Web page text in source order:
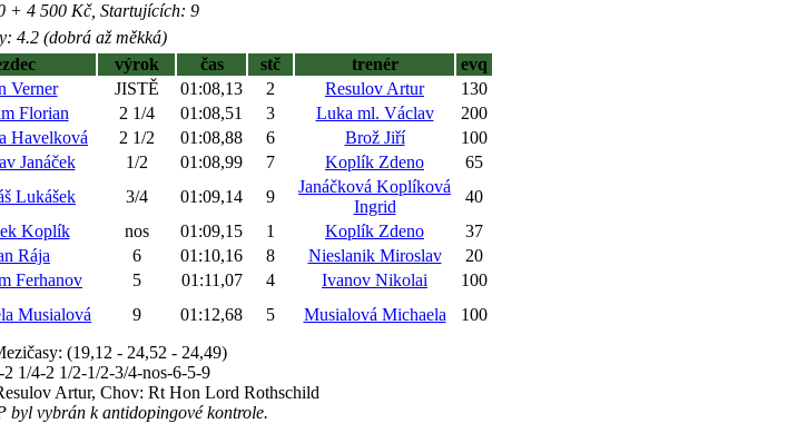
+ 4 500 Kč, Startujících: 9
4.2 (dobrá až měkká)
výrok čas stč trenér
evq
Verner JISTĚ 01:08,13 2 Resulov Artur
130
Florian 2 1/4 01:08,51 3 Luka ml. Václav
200
Havelková 2 1/2 01:08,88 6 Brož Jiří
100
Janáček 1/2 01:08,99 7 Koplík Zdeno
65
Lukášek 3/4 01:09,14 9
Janáčková Koplíková
Ingrid
40
Koplík nos 01:09,15 1 Koplík Zdeno
37
Rája 6 01:10,16 8 Nieslanik Miroslav
20
Ferhanov 5 01:11,07 4 Ivanov Nikolai
100
Musialová 9 01:12,68 5 Musialová Michaela
100
(19,12 - 24,52 - 24,49)
1/4-2 1/2-1/2-3/4-nos-6-5-9
Artur, Chov: Rt Hon Lord Rothschild
vybrán k antidopingové kontrole.